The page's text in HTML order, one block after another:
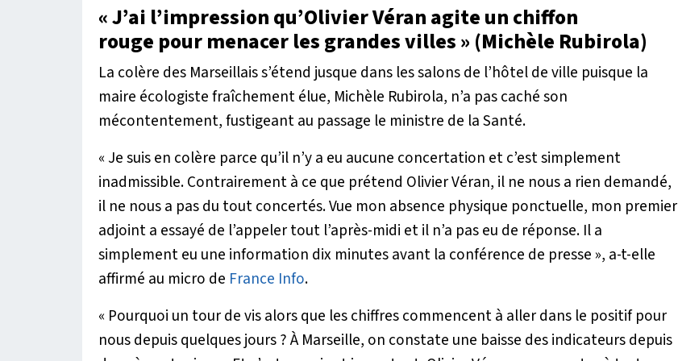
« J’ai l’impression qu’Olivier Véran agite un chiffon
rouge pour menacer les grandes villes » (Michèle Rubirola)
La colère des Marseillais s’étend jusque dans les salons de l’hôtel de ville puisque la
maire écologiste fraîchement élue, Michèle Rubirola, n’a pas caché son
mécontentement, fustigeant au passage le ministre de la Santé.
« Je suis en colère parce qu’il n’y a eu aucune concertation et c’est simplement
inadmissible. Contrairement à ce que prétend Olivier Véran, il ne nous a rien demandé,
il ne nous a pas du tout concertés. Vue mon absence physique ponctuelle, mon premier
adjoint a essayé de l’appeler tout l’après-midi et il n’a pas eu de réponse. Il a
simplement eu une information dix minutes avant la conférence de presse », a-t-elle
affirmé au micro de France Info.
« Pourquoi un tour de vis alors que les chiffres commencent à aller dans le positif pour
nous depuis quelques jours ? À Marseille, on constate une baisse des indicateurs depuis